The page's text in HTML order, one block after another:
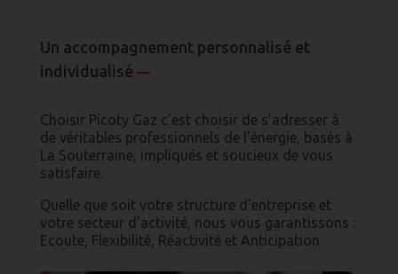
Un accompagnement personnalisé et
individualisé —
Choisir Picoty Gaz c’est choisir de s’adresser à
de véritables professionnels de l’énergie, basés à
La Souterraine, impliqués et soucieux de vous
satisfaire.
Quelle que soit votre structure d’entreprise et
votre secteur d’activité, nous vous garantissons :
Ecoute, Flexibilité, Réactivité et Anticipation.